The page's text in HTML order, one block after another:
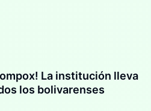
La institución lleva
los bolivarenses